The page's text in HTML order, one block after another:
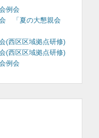
例会
「夏の大懇親会
(西区区域拠点研修)
(西区区域拠点研修)
例会